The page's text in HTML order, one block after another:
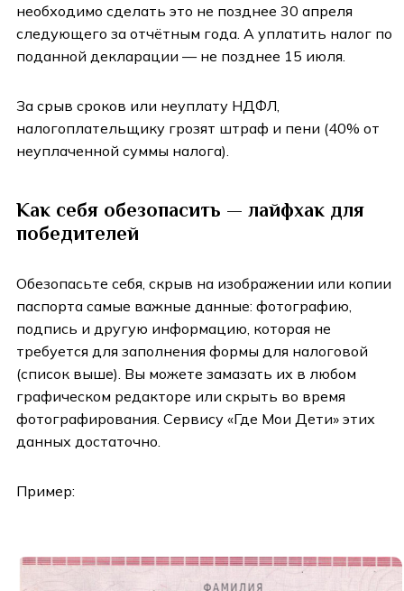
необходимо сделать это не позднее 30 апреля
следующего за отчётным года. А уплатить налог по
поданной декларации — не позднее 15 июля.
За срыв сроков или неуплату НДФЛ,
налогоплательщику грозят штраф и пени (40% от
неуплаченной суммы налога).
Как себя обезопасить — лайфхак для
победителей
Обезопасьте себя, скрыв на изображении или копии
паспорта самые важные данные: фотографию,
подпись и другую информацию, которая не
требуется для заполнения формы для налоговой
(список выше). Вы можете замазать их в любом
графическом редакторе или скрыть во время
фотографирования. Сервису «Где Мои Дети» этих
данных достаточно.
Пример: